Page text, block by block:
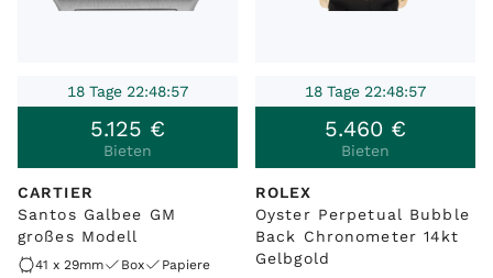
18 Tage 22:48:57
5.125 €
Bieten
CARTIER
Santos Galbee GM
großes Modell
41 x 29mm Box
Papiere
18 Tage 22:48:57
5.460 €
Bieten
ROLEX
Oyster Perpetual Bubble
Back Chronometer 14kt
Gelbgold